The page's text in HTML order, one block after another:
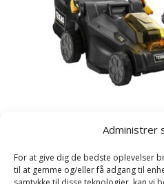
Administrer
For at give dig de bedste oplevelser
til at gemme og/eller få adgang til
Plæneklipper